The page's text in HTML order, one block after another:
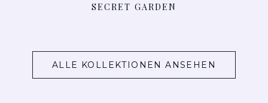
SECRET GARDEN
ALLE KOLLEKTIONEN ANSEHEN